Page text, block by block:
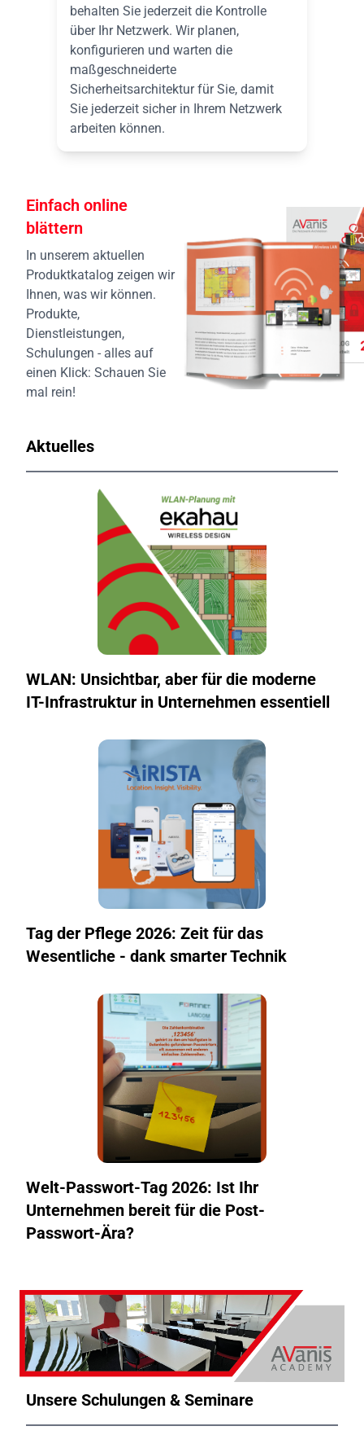
behalten Sie jederzeit die Kontrolle
über Ihr Netzwerk. Wir planen,
konfigurieren und warten die
maßgeschneiderte
Sicherheitsarchitektur für Sie, damit
Sie jederzeit sicher in Ihrem Netzwerk
arbeiten können.
Einfach online
blättern
In unserem aktuellen
Produktkatalog zeigen wir
Ihnen, was wir können.
Produkte,
Dienstleistungen,
Schulungen - alles auf
einen Klick: Schauen Sie
mal rein!
Aktuelles
WLAN: Unsichtbar, aber für die moderne
IT-Infrastruktur in Unternehmen essentiell
Tag der Pflege 2026: Zeit für das
Wesentliche - dank smarter Technik
Welt-Passwort-Tag 2026: Ist Ihr
Unternehmen bereit für die Post-
Passwort-Ära?
Unsere Schulungen & Seminare